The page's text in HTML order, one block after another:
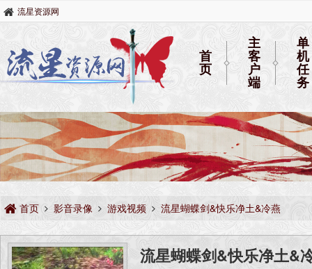
流星资源网
首
页
主
客
户
端
单
机
任
务
首页 影音录像 游戏视频 流星蝴蝶剑&快乐净土&冷燕
流星蝴蝶剑&快乐净土&